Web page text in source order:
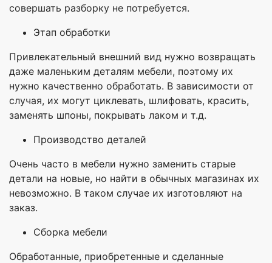
совершать разборку не потребуется.
Этап обработки
Привлекательный внешний вид нужно возвращать
даже маленьким деталям мебели, поэтому их
нужно качественно обработать. В зависимости от
случая, их могут циклевать, шлифовать, красить,
заменять шпоны, покрывать лаком и т.д.
Производство деталей
Очень часто в мебели нужно заменить старые
детали на новые, но найти в обычных магазинах их
невозможно. В таком случае их изготовляют на
заказ.
Сборка мебели
Обработанные, приобретенные и сделанные